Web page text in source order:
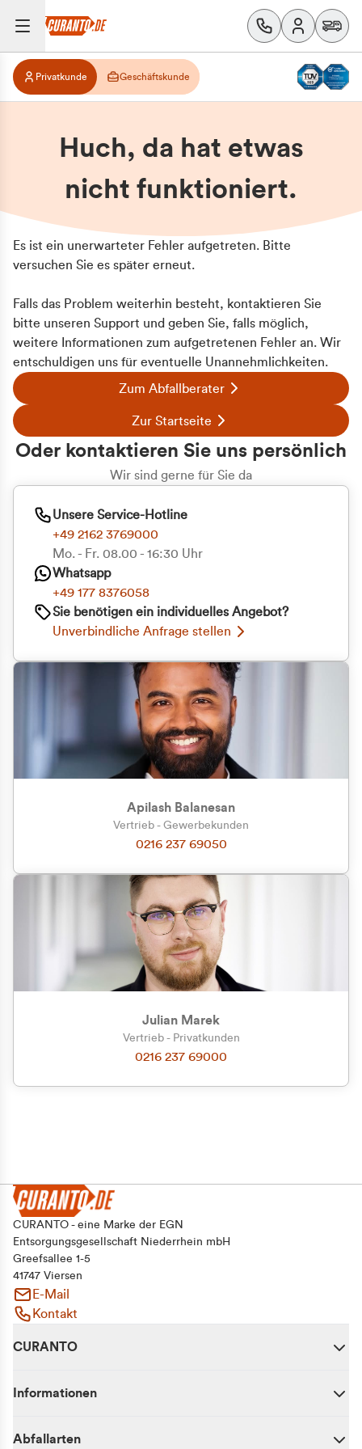
Privatkunde Geschäftskunde
Huch, da hat etwas
nicht funktioniert.
Es ist ein unerwarteter Fehler aufgetreten. Bitte
versuchen Sie es später erneut.
Falls das Problem weiterhin besteht, kontaktieren Sie
bitte unseren Support und geben Sie, falls möglich,
weitere Informationen zum aufgetretenen Fehler an. Wir
entschuldigen uns für eventuelle Unannehmlichkeiten.
Zum Abfallberater
Zur Startseite
Oder kontaktieren Sie uns persönlich
Wir sind gerne für Sie da
Unsere Service-Hotline
+49 2162 3769000
Mo. - Fr. 08.00 - 16:30 Uhr
Whatsapp
+49 177 8376058
Sie benötigen ein individuelles Angebot?
Unverbindliche Anfrage stellen
Apilash Balanesan
Vertrieb - Gewerbekunden
0216 237 69050
Julian Marek
Vertrieb - Privatkunden
0216 237 69000
CURANTO - eine Marke der EGN
Entsorgungsgesellschaft Niederrhein mbH
Greefsallee 1-5
41747 Viersen
E-Mail
Kontakt
CURANTO
Informationen
Abfallarten